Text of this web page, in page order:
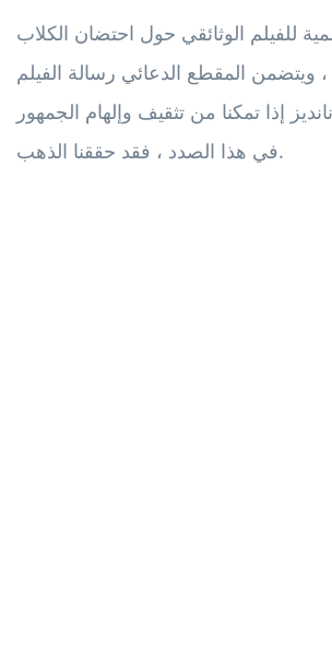
للفيلم الوثائقي حول احتضان الكلاب
ويتضمن المقطع الدعائي رسالة الفيلم
إذا تمكنا من تثقيف وإلهام الجمهور
في هذا الصدد ، فقد حققنا الذهب.